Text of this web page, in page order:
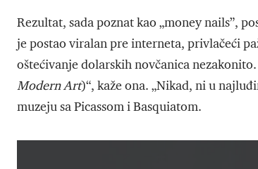
Rezultat, sada poznat kao „money nails”,
je postao viralan pre interneta, privlačeći
oštećivanje dolarskih novčanica
Modern Art)“, kaže ona. „Nikad, ni u
muzeju sa Picassom i Basquiatom.